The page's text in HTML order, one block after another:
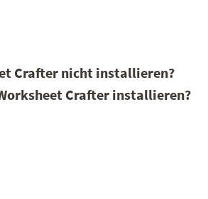
Crafter nicht installieren?
Crafter installieren?